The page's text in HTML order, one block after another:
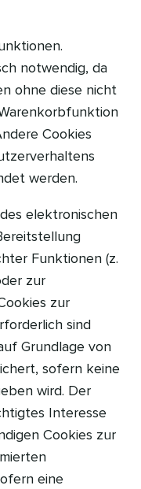
notwendig, da
ohne diese nicht
Cookies
werden.
elektronischen
Funktionen (z.
zur
zur
sind
Grundlage von
sofern keine
wird. Der
Interesse
Cookies zur
eine